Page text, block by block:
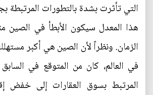
التي تأثرت بشدة بالتطورات المرتبطة
هذا المعدل سيكون الأبطأ في الصين
الزمان. ونظراً لأن الصين هي أكبر
في العالم، كان من المتوقع في
المرتبط بسوق العقارات إلى خفض